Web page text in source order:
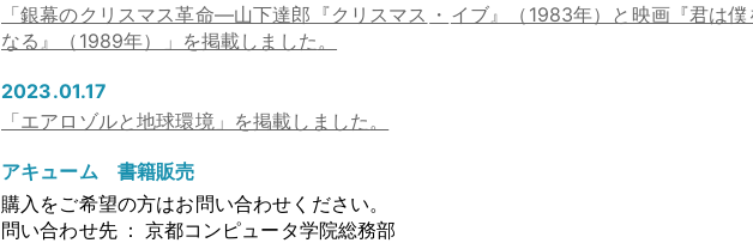
「銀幕のクリスマス革命―山下達郎『クリスマス ・ イブ』（1983年）と映画『君は僕
なる』（1989年）」を掲載しました 。
2023.01.17
「エアロゾルと地球環境」を掲載しました 。
アキューム 書籍販売
購入をご希望の方はお問い合わせください。
問い合わせ先 ： 京都コンピュータ学院総務部